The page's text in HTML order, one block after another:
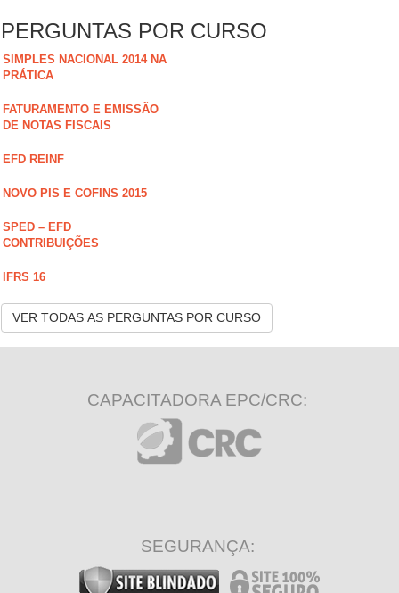
PERGUNTAS POR CURSO
SIMPLES NACIONAL 2014 NA
PRÁTICA
FATURAMENTO E EMISSÃO
DE NOTAS FISCAIS
EFD REINF
NOVO PIS E COFINS 2015
SPED – EFD
CONTRIBUIÇÕES
IFRS 16
VER TODAS AS PERGUNTAS POR CURSO
CAPACITADORA EPC/CRC:
SEGURANÇA: